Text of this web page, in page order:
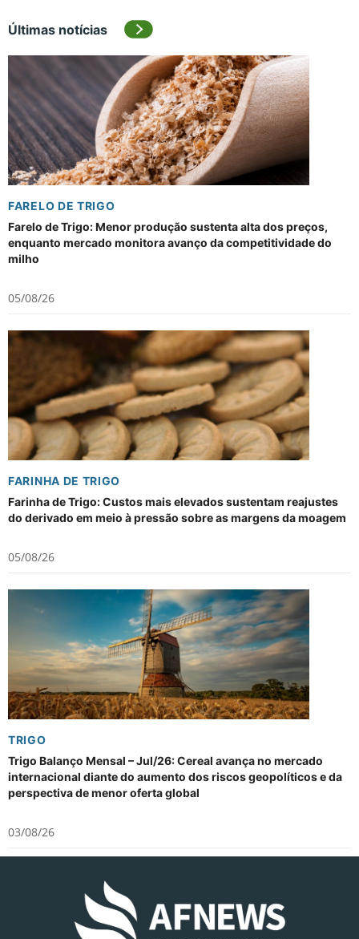
Últimas notícias
FARELO DE TRIGO
Farelo de Trigo: Menor produção sustenta alta dos preços,
enquanto mercado monitora avanço da competitividade do
milho
05/08/26
FARINHA DE TRIGO
Farinha de Trigo: Custos mais elevados sustentam reajustes
do derivado em meio à pressão sobre as margens da moagem
05/08/26
TRIGO
Trigo Balanço Mensal – Jul/26: Cereal avança no mercado
internacional diante do aumento dos riscos geopolíticos e da
perspectiva de menor oferta global
03/08/26